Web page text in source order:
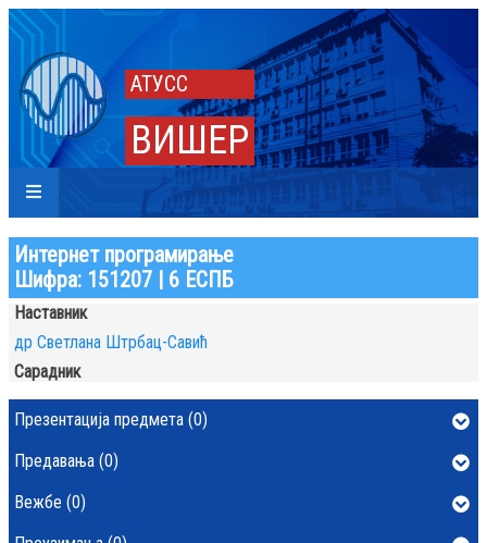
АТУСС
ВИШЕР
Интернет програмирање
Шифра: 151207 | 6 ЕСПБ
Наставник
др Светлана Штрбац-Савић
Сарадник
Презентација предмета (0)
Предавања (0)
Вежбе (0)